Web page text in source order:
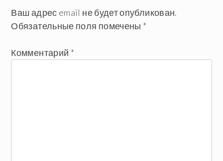
Ваш адрес email не будет опубликован.
Обязательные поля помечены *
Комментарий *